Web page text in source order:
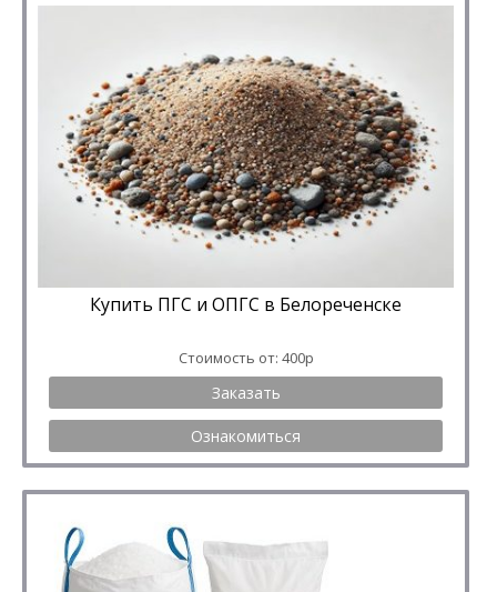
Купить ПГС и ОПГС в Белореченске
Стоимость от: 400р
Заказать
Ознакомиться